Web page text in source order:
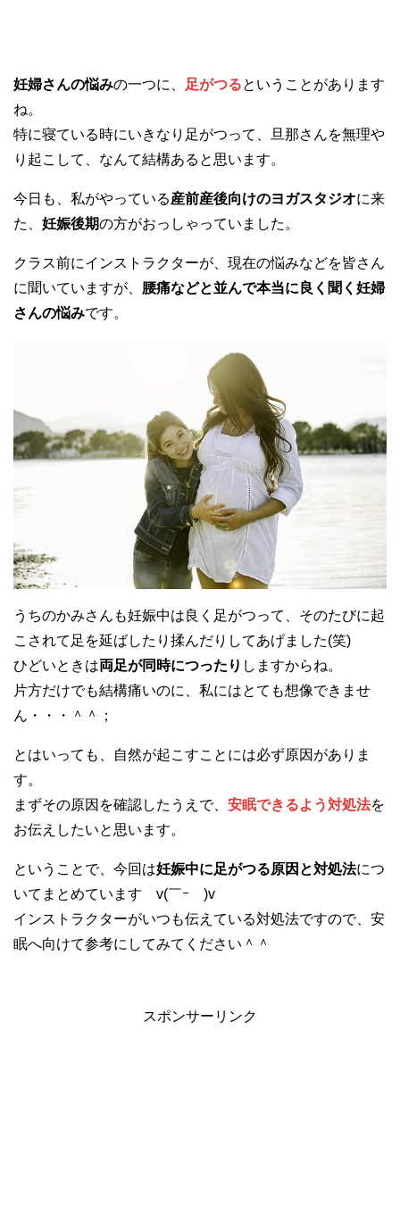
妊婦さんの悩みの一つに、 足がつるということがあります
ね。
特に寝ている時にいきなり足がつって、旦那さんを無理や
り起こして、なんて結構あると思います。
今日も、私がやっている産前産後向けのヨガスタジオに来
た、 妊娠後期の方がおっしゃっていました。
クラス前にインストラクターが、現在の悩みなどを皆さん
に聞いていますが、 腰痛などと並んで本当に良く聞く妊婦
さんの悩みです。
うちのかみさんも妊娠中は良く足がつって、そのたびに起
こされて足を延ばしたり揉んだりしてあげました(笑)
ひどいときは両足が同時につったり しますからね。
片方だけでも結構痛いのに、私にはとても想像できませ
ん・・・＾＾；
とはいっても、自然が起こすことには必ず原因がありま
す。
まずその原因を確認したうえで、 安眠できるよう対処法を
お伝えしたいと思います。
ということで、今回は妊娠中に足がつる原因と対処法につ
いてまとめています v(￣ｰ￣)v
インストラクターがいつも伝えている対処法ですので、安
眠へ向けて参考にしてみてください＾＾
スポンサーリンク